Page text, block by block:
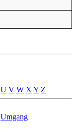
U V W X Y Z
Umgang